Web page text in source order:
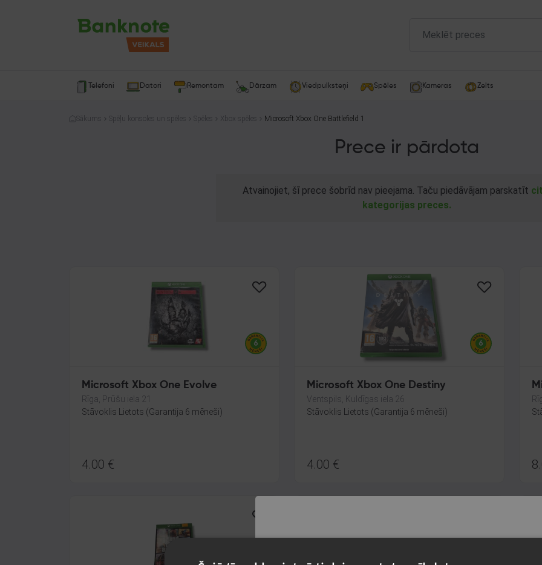
Telefoni Datori Remontam Dārzam Viedpulksteņi Spēles Kameras Zelts
Sākums Spēļu konsoles un spēles Spēles Xbox spēles Microsoft Xbox One Battlefield 1
Prece ir pārdota
Atvainojiet, šī prece šobrīd nav pieejama. Taču piedāvājam parskatīt
kategorijas preces.
Microsoft Xbox One Evolve
Rīga, Prūšu iela 21
Stāvoklis Lietots (Garantija 6 mēneši)
4.00 €
Microsoft Xbox One Destiny
Ventspils, Kuldīgas iela 26
Stāvoklis Lietots (Garantija 6 mēneši)
4.00 €